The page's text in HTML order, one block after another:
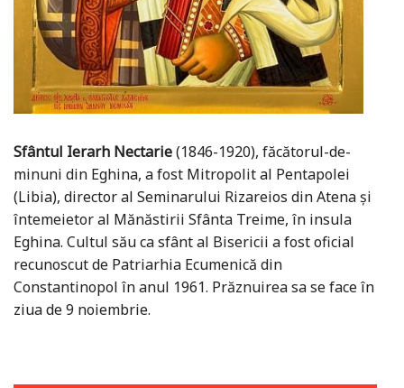
Sfântul Ierarh Nectarie(1846-1920), făcătorul-de-
minuni din Eghina, a fost Mitropolit al Pentapolei
(Libia), director al Seminarului Rizareios din Atena şi
întemeietor al Mănăstirii Sfânta Treime, în insula
Eghina. Cultul său ca sfânt al Bisericii a fost oficial
recunoscut de Patriarhia Ecumenică din
Constantinopol în anul 1961. Prăznuirea sa se face în
ziua de 9 noiembrie.